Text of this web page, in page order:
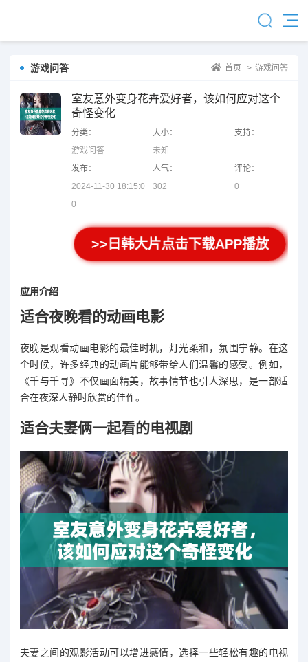
游戏问答 首页 > 游戏问答
室友意外变身花卉爱好者，该如何应对这个
奇怪变化
分类：
游戏问答
大小：
未知
支持：
发布：
2024-11-30 18:15:0
0
人气：
302
评论：
0
>>日韩大片点击下载APP播放
应用介绍
适合夜晚看的动画电影
夜晚是观看动画电影的最佳时机，灯光柔和，氛围宁静。在这
个时候，许多经典的动画片能够带给人们温馨的感受。例如，
《千与千寻》不仅画面精美，故事情节也引人深思，是一部适
合在夜深人静时欣赏的佳作。
适合夫妻俩一起看的电视剧
夫妻之间的观影活动可以增进感情，选择一些轻松有趣的电视